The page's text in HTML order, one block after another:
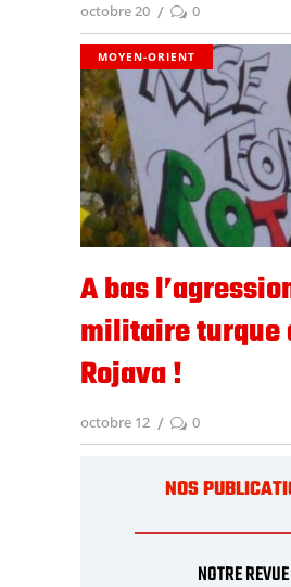
octobre 20 0
MOYEN-ORIENT
A bas
militaire turque
Rojava !
octobre 12 0
NOS
NOTRE REVUE